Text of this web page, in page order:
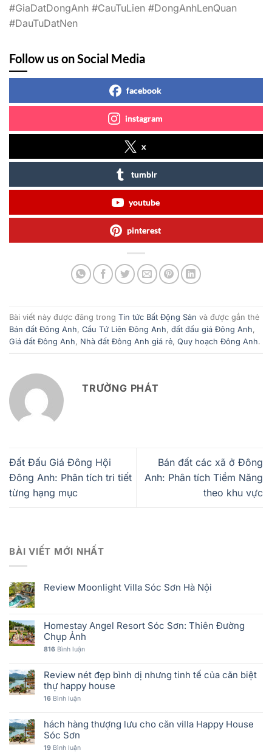
#GiaDatDongAnh #CauTuLien #DongAnhLenQuan
#DauTuDatNen
Follow us on Social Media
facebook
instagram
x
tumblr
youtube
pinterest
Bài viết này được đăng trong Tin tức Bất Động Sản và được gắn thẻ
Bán đất Đông Anh, Cầu Tứ Liên Đông Anh, đất đấu giá Đông Anh,
Giá đất Đông Anh, Nhà đất Đông Anh giá rẻ, Quy hoạch Đông Anh.
TRƯỜNG PHÁT
Đất Đấu Giá Đông Hội
Đông Anh: Phân tích tri tiết
từng hạng mục
Bán đất các xã ở Đông
Anh: Phân tích Tiềm Năng
theo khu vực
BÀI VIẾT MỚI NHẤT
Review Moonlight Villa Sóc Sơn Hà Nội
Homestay Angel Resort Sóc Sơn: Thiên Đường
Chụp Ảnh
816 Bình luận
Review nét đẹp bình dị nhưng tinh tế của căn biệt
thự happy house
16 Bình luận
hách hàng thượng lưu cho căn villa Happy House
Sóc Sơn
19 Bình luận